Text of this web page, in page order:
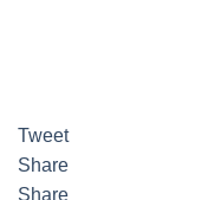
Tweet
Share
Share